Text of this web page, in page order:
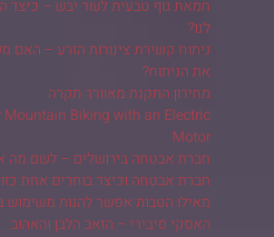
חמאת גוף טבעית לעור יבש – כיצד
לנו?
ניתוח קשירת צינורות הזרע – האם
את הניתוח?
מחירון התקנת מאוורר תקרה
Mountain Biking with an Electric
Motor
חברת אבטחה בירושלים – לשם מה
חברת אבטחה וכיצד בוחרים אחת כזו
מאילו הטבות אפשר להנות משימוש
האסקי סיבירי – הזאב הלבן והאהוב